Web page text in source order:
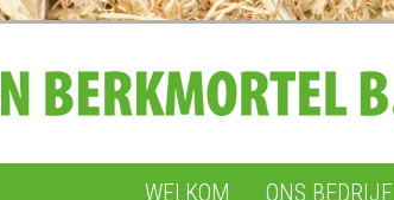
WELKOM ONS BEDRIJF